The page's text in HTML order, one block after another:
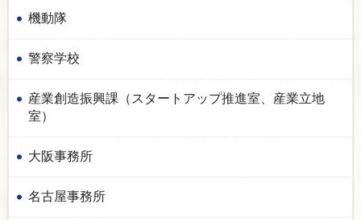
機動隊
警察学校
産業創造振興課（スタートアップ推進室、産業立地
室）
大阪事務所
名古屋事務所